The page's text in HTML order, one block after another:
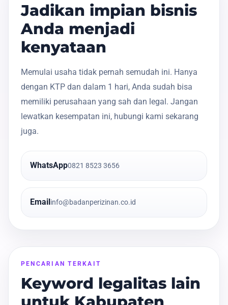
Jadikan impian bisnis
Anda menjadi
kenyataan
Memulai usaha tidak pernah semudah ini. Hanya
dengan KTP dan dalam 1 hari, Anda sudah bisa
memiliki perusahaan yang sah dan legal. Jangan
lewatkan kesempatan ini, hubungi kami sekarang
juga.
WhatsApp0821 8523 3656
Email info@badanperizinan.co.id
PENCARIAN TERKAIT
Keyword legalitas lain